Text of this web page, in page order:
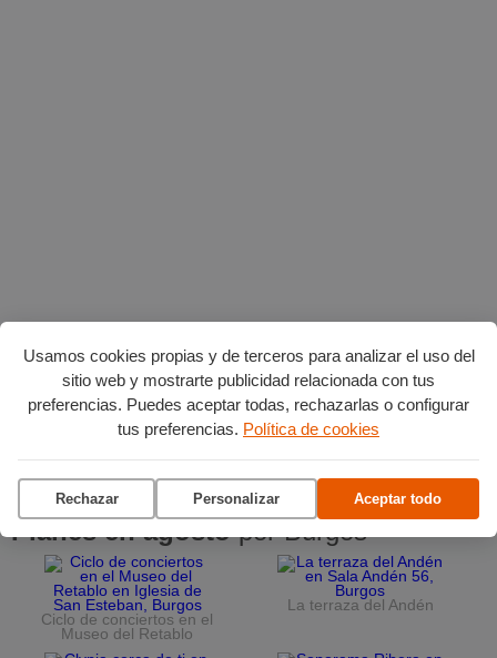
Usamos cookies propias y de terceros para analizar el uso del
sitio web y mostrarte publicidad relacionada con tus
preferencias. Puedes aceptar todas, rechazarlas o configurar
tus preferencias. Política de cookies
Rechazar Personalizar Aceptar todo
Planes en agostopor Burgos
Ciclo de conciertos en el
Museo del Retablo
La terraza del Andén